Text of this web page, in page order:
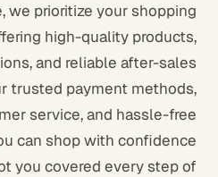
we prioritize your shopping
high-quality products,
and reliable after-sales
trusted payment methods,
service, and hassle-free
can shop with confidence
you covered every step of